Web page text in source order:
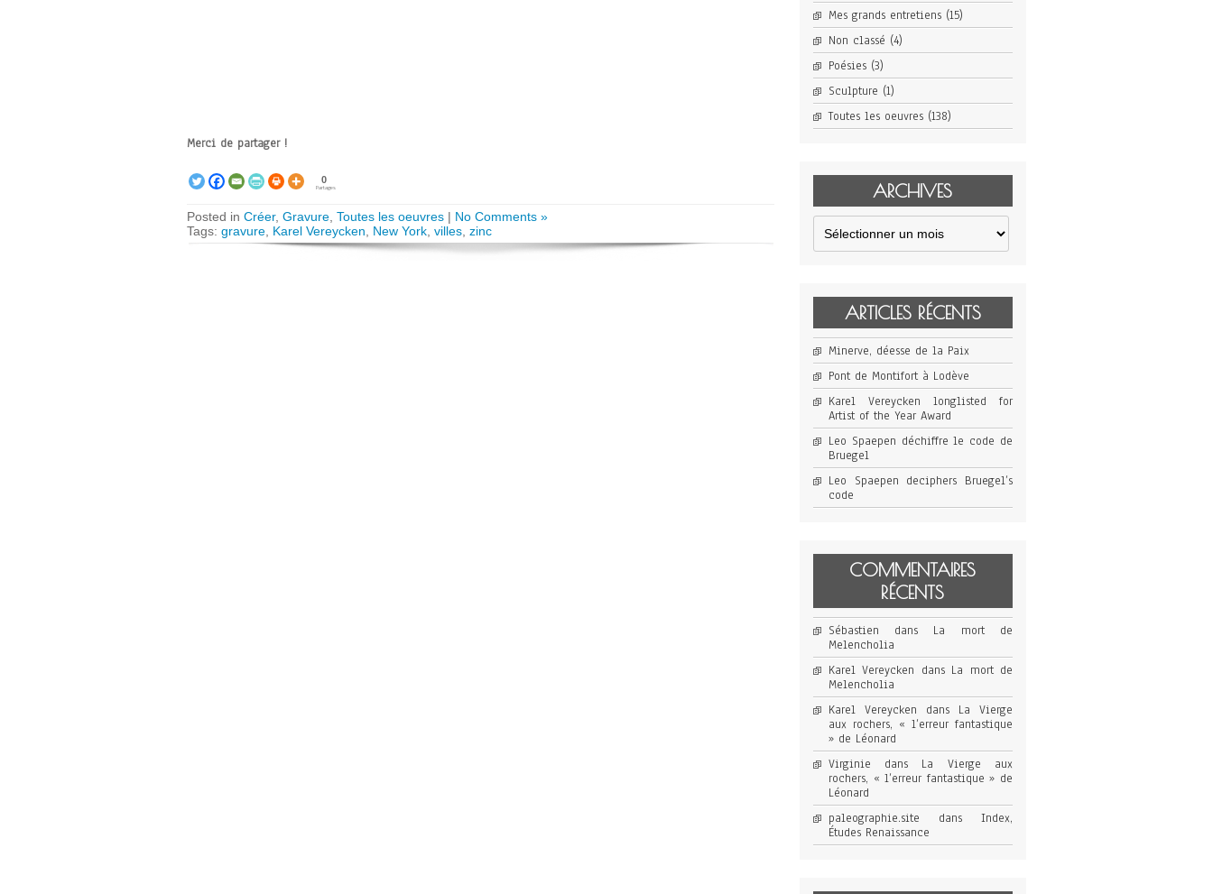
Merci de partager !
0
Partages
Posted in Créer, Gravure, Toutes les oeuvres | No Comments »
Tags: gravure, Karel Vereycken, New York, villes, zinc
Mes grands entretiens(15)
Non classé (4)
Poésies(3)
Sculpture (1)
Toutes les oeuvres(138)
ARCHIVES
Archives
ARTICLES RÉCENTS
Minerve, déesse de la Paix
Pont de Montifort à Lodève
Karel Vereycken longlisted for
Artist of the Year Award
Leo Spaepen déchiffre le code de
Bruegel
Leo Spaepen deciphers Bruegel’s
code
COMMENTAIRES
RÉCENTS
Sébastien dans La mort de
Melencholia
Karel Vereycken dans La mort de
Melencholia
Karel Vereycken dans La Vierge
aux rochers, « l’erreur fantastique
» de Léonard
Virginie dans La Vierge aux
rochers, « l’erreur fantastique » de
Léonard
paleographie.site dans Index,
Études Renaissance